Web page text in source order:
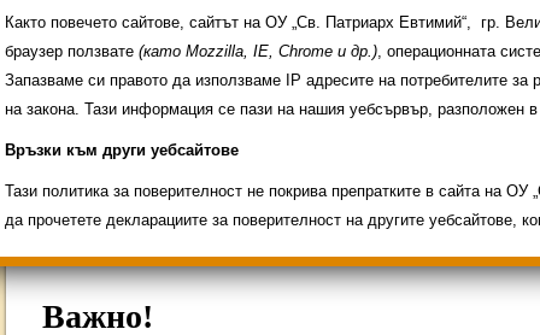
Свободни места за ученици
ИНОВАЦИЯ 2026
Олимпиади 2025/2026
Важно!
Както повечето сайтове, сайтът на ОУ „Св. Патриарх Евтимий“, гр.
браузер ползвате (като Mozzilla, IE, Chrome и др.), операционната
Запазваме си правото да използваме IP адресите на потребителите
на закона. Тази информация се пази на нашия уебсървър,
Връзки към други уебсайтове
Тази политика за поверителност не покрива препратките в сайта на
да прочетете декларациите за поверителност на другите уебсайтове,